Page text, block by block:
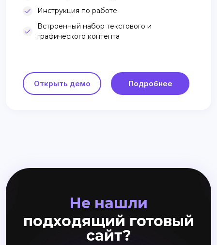
Инструкция по работе
Встроенный набор текстового и
графического контента
Открыть демо Подробнее
Не нашли
подходящий готовый
сайт?